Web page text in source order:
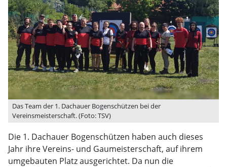
Das Team der 1. Dachauer Bogenschützen bei der
Vereinsmeisterschaft. (Foto: TSV)
Die 1. Dachauer Bogenschützen haben auch dieses
Jahr ihre Vereins- und Gaumeisterschaft, auf ihrem
umgebauten Platz ausgerichtet. Da nun die